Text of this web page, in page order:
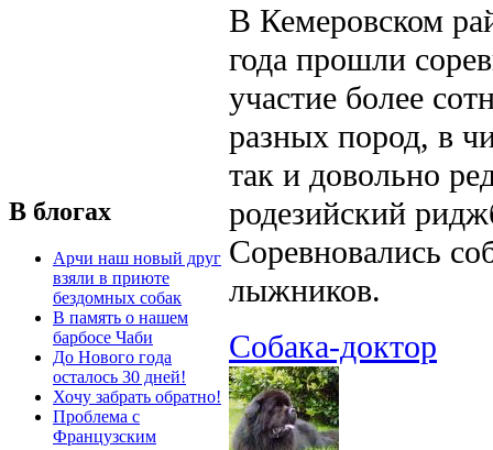
В блогах
Арчи наш новый друг
взяли в приюте
бездомных собак
В память о нашем
барбосе Чаби
До Нового года
осталось 30 дней!
Хочу забрать обратно!
Проблема с
Французским
В Кемеровском
года прошли
участие более
разных пород, в
так и довольно
родезийский
Соревновались
лыжников.
Cобака-доктор